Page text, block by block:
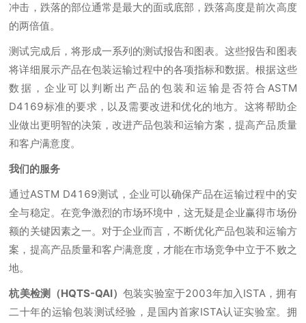
冲击，跌落的部位通常是最大的面或底部，跌落高度是前次高度
的两倍值。
测试完成后，将形成一系列的测试报告和图表。这些报告和图表
将详细展示产品在包装运输过程中的各项指标和数据。根据这些
数据，企业可以判断出产品的包装和运输是否符合ASTM
D4169标准的要求，以及需要改进和优化的地方。这将帮助企
业做出更明智的决策，改进产品包装和运输方案，提高产品质量
和客户满意度。
我们的服务
通过ASTM D4169测试，企业可以确保产品在运输过程中的安
全与稳定。在竞争激烈的市场环境中，这无疑是企业赢得市场份
额的关键因素之一。对于企业而言，不断优化产品包装和运输方
案，提高产品质量和客户满意度，才能在市场竞争中立于不败之
地。
杭美检测（HQTS-QAI）包装实验室于2003年加入ISTA，拥有
二十年的运输包装测试经验，是国内首家ISTA认证实验室。拥